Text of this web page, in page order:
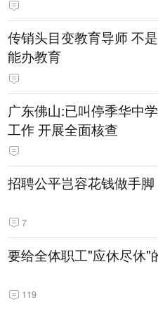
传销头目变教育导师 不
能办教育
广东佛山:已叫停季华中
工作 开展全面核查
招聘公平岂容花钱做手脚
7
要给全体职工"应休尽休"
119